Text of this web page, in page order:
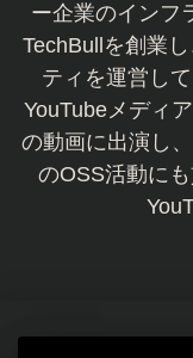
ー企業のインフ
TechBullを創業
ティを運営し
YouTubeメディ
の動画に出演し
のOSS活動に